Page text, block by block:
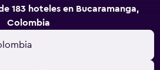
183 hoteles en Bucaramanga,
Colombia